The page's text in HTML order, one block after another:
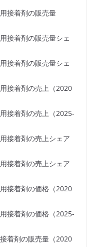
接着剤の販売量
接着剤の販売量シェ
接着剤の販売量シェ
接着剤の売上（2020
接着剤の売上（2025-
接着剤の売上シェア
接着剤の売上シェア
接着剤の価格（2020
接着剤の価格（2025-
着剤の販売量（2020